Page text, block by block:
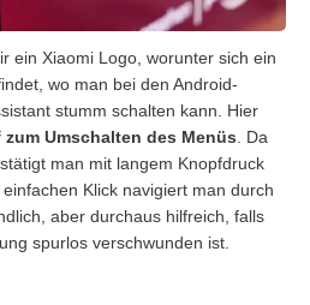
ein Xiaomi Logo, worunter sich ein
wo man bei den Android-
stumm schalten kann. Hier
zum Umschalten des Menüs . Da
man mit langem Knopfdruck
Klick navigiert man durch
aber durchaus hilfreich, falls
spurlos verschwunden ist.